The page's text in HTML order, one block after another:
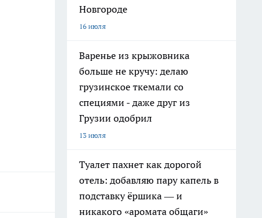
Новгороде
16 июля
Варенье из крыжовника
больше не кручу: делаю
грузинское ткемали со
специями - даже друг из
Грузии одобрил
13 июля
Туалет пахнет как дорогой
отель: добавляю пару капель в
подставку ёршика — и
никакого «аромата общаги»